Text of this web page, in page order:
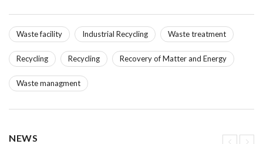
Waste facility Industrial Recycling Waste treatment
Recycling Recycling Recovery of Matter and Energy
Waste managment
NEWS